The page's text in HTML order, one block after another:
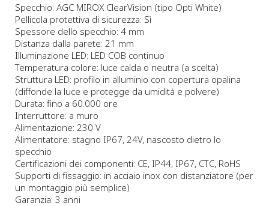
Specchio: AGC MIROX ClearVision (tipo Opti White)
Pellicola protettiva di sicurezza: Sì
Spessore dello specchio: 4 mm
Distanza dalla parete: 21 mm
Illuminazione LED: LED COB continuo
Temperatura colore: luce calda o neutra (a scelta)
Struttura LED: profilo in alluminio con copertura opalina
(diffonde la luce e protegge da umidità e polvere)
Durata: fino a 60.000 ore
Interruttore: a muro
Alimentazione: 230 V
Alimentatore: stagno IP67, 24V, nascosto dietro lo
specchio
Certificazioni dei componenti: CE, IP44, IP67, CTC, RoHS
Supporti di fissaggio: in acciaio inox con distanziatore (per
un montaggio più semplice)
Garanzia: 3 anni